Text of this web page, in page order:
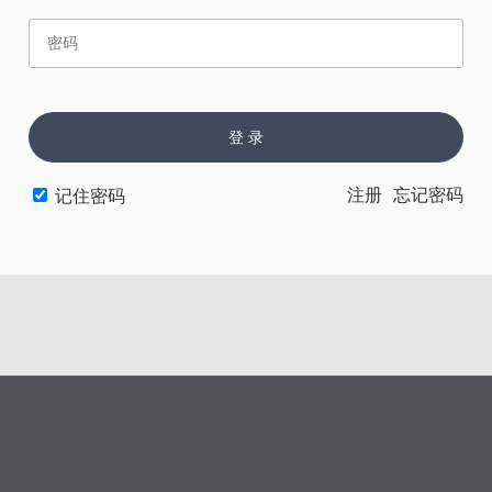
赏 催 票
登 录
记住密码 忘记密码
注册